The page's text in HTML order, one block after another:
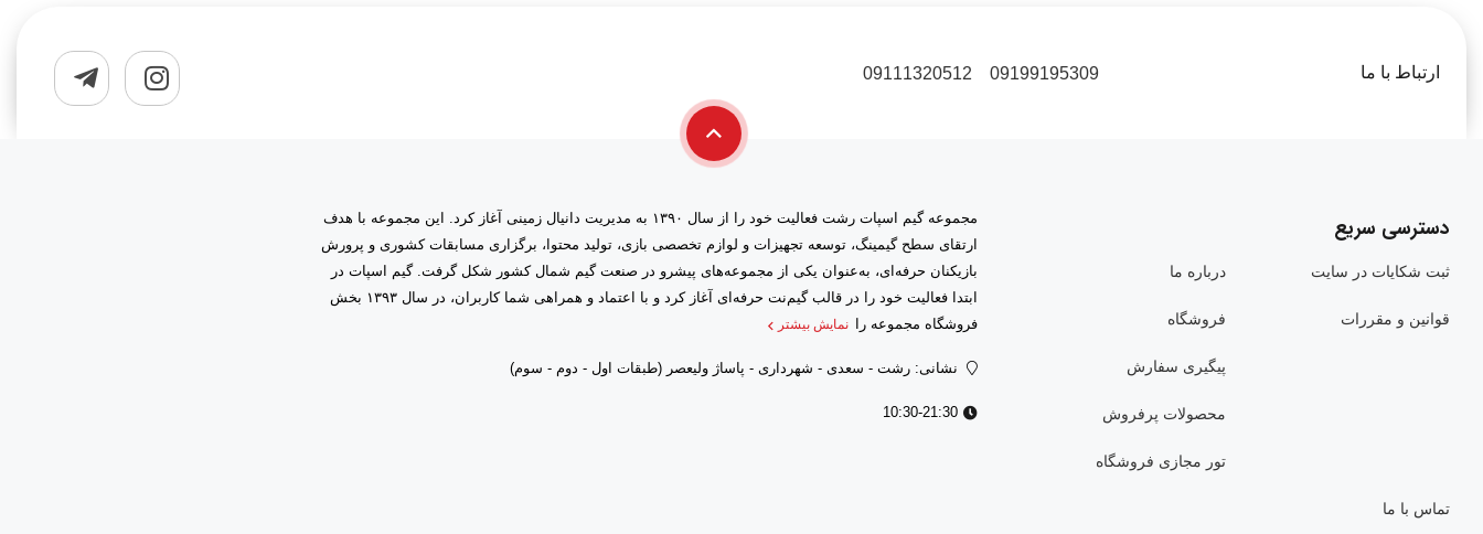
ارتباط با ما 09199195309
09111320512
دسترسی سریع
ثبت شکایات در سایت درباره ما
قوانین و مقررات فروشگاه
پیگیری سفارش
محصولات پرفروش
تور مجازی فروشگاه
تماس با ما
مجموعه گیم اسپات رشت فعالیت خود را از سال ۱۳۹۰ به مدیریت دانیال زمینی آغاز کرد. این مجموعه با هدف
ارتقای سطح گیمینگ، توسعه تجهیزات و لوازم تخصصی بازی، تولید محتوا، برگزاری مسابقات کشوری و پرورش
بازیکنان حرفه‌ای، به‌عنوان یکی از مجموعه‌های پیشرو در صنعت گیم شمال کشور شکل گرفت. گیم اسپات در
ابتدا فعالیت خود را در قالب گیم‌نت حرفه‌ای آغاز کرد و با اعتماد و همراهی شما کاربران، در سال ۱۳۹۳ بخش
فروشگاه مجموعه را نمایش بیشتر
نشانی: رشت - سعدى - شهرداری - پاساژ ولیعصر (طبقات اول - دوم - سوم)
10:30-21:30